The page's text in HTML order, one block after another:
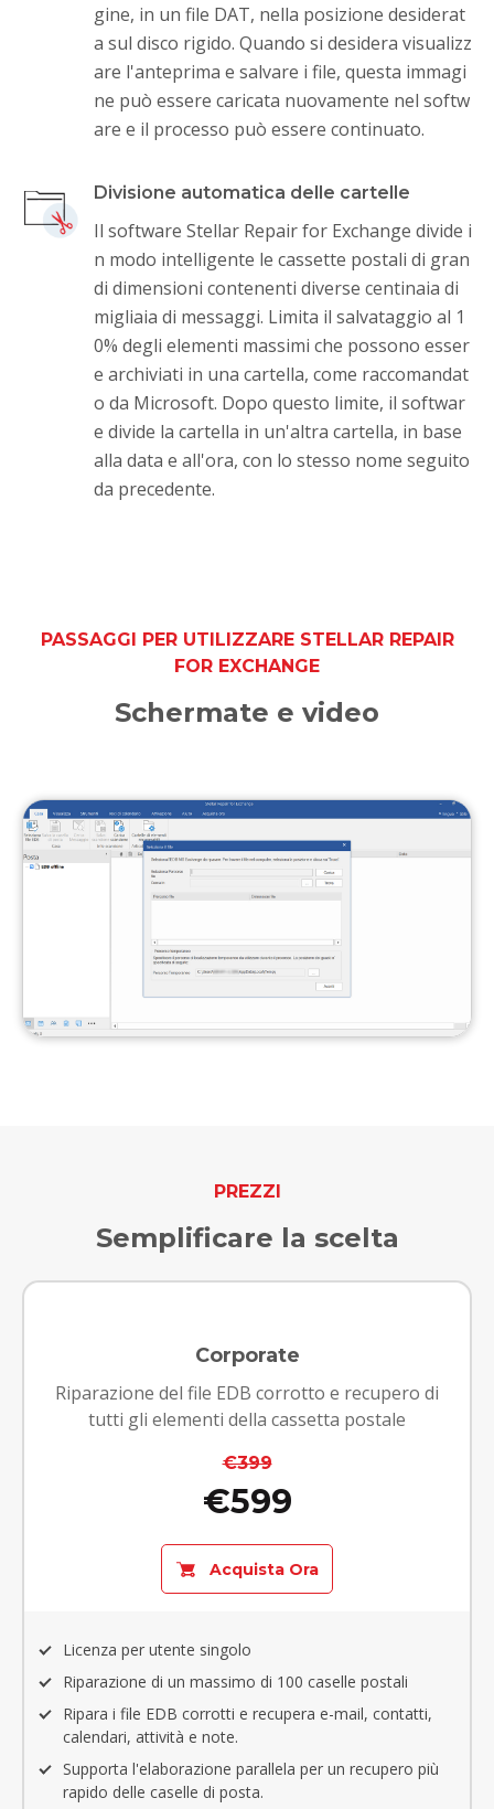
gine, in un file DAT, nella posizione desiderat
a sul disco rigido. Quando si desidera visualizz
are l'anteprima e salvare i file, questa immagi
ne può essere caricata nuovamente nel softw
are e il processo può essere continuato.
Divisione automatica delle cartelle
Il software Stellar Repair for Exchange divide i
n modo intelligente le cassette postali di gran
di dimensioni contenenti diverse centinaia di
migliaia di messaggi. Limita il salvataggio al 1
0% degli elementi massimi che possono esser
e archiviati in una cartella, come raccomandat
o da Microsoft. Dopo questo limite, il softwar
e divide la cartella in un'altra cartella, in base
alla data e all'ora, con lo stesso nome seguito
da precedente.
PASSAGGI PER UTILIZZARE STELLAR REPAIR
FOR EXCHANGE
Schermate e video
PREZZI
Semplificare la scelta
Corporate
Riparazione del file EDB corrotto e recupero di
tutti gli elementi della cassetta postale
€399
€599
Acquista Ora
Licenza per utente singolo
Riparazione di un massimo di 100 caselle postali
Ripara i file EDB corrotti e recupera e-mail, contatti,
calendari, attività e note.
Supporta l'elaborazione parallela per un recupero più
rapido delle caselle di posta.